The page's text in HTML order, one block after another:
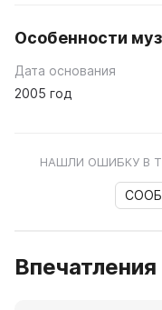
Особенности
Дата основания
2005 год
НАШЛИ ОШИБКУ В
Впечатления